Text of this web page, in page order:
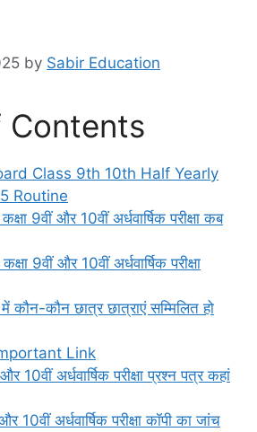
by Sabir Education
Contents
Class 9th 10th Half Yearly
Routine
कक्षा 9वीं और 10वीं अर्धवार्षिक परीक्षा कब
कक्षा 9वीं और 10वीं अर्धवार्षिक परीक्षा
में कौन-कौन छात्र छात्राएं सम्मिलित हो
Link
10वीं अर्धवार्षिक परीक्षा प्रश्न पत्र कहां
10वीं अर्धवार्षिक परीक्षा कॉपी का जांच